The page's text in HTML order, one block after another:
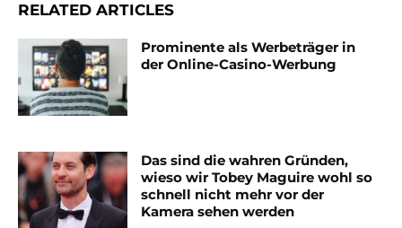
RELATED ARTICLES
Prominente als Werbeträger in
der Online-Casino-Werbung
Das sind die wahren Gründen,
wieso wir Tobey Maguire wohl so
schnell nicht mehr vor der
Kamera sehen werden